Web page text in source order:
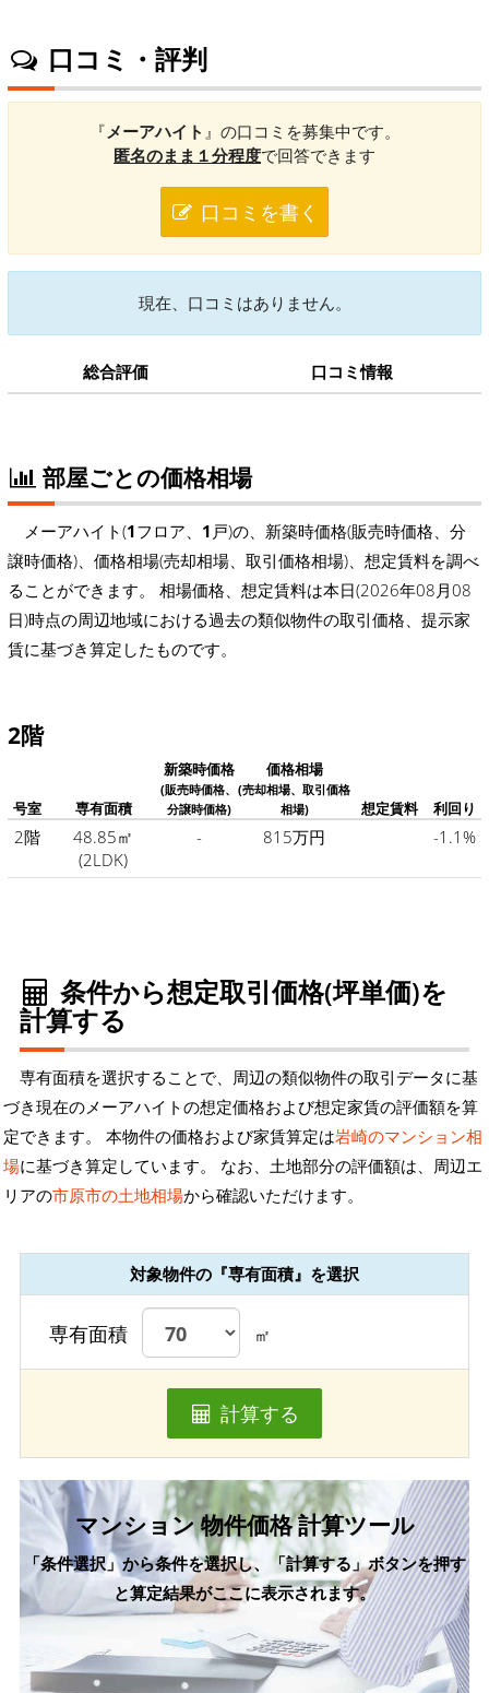
口コミ・評判
『 メーアハイト 』の口コミを募集中です。
匿名のまま１分程度で回答できます
口コミを書く
現在、口コミはありません。
総合評価 口コミ情報
部屋ごとの価格相場
メーアハイト(1フロア、 1 戸)の、新築時価格(販売時価格、分
譲時価格)、価格相場(売却相場、取引価格相場)、想定賃料を調べ
ることができます。 相場価格、想定賃料は本日(2026年08月08
日)時点の周辺地域における過去の類似物件の取引価格、提示家
賃に基づき算定したものです。
2階
号室 専有面積
新築時価格
(販売時価格、
分譲時価格)
価格相場
(売却相場、取引価格
相場)
想定賃料 利回り
2階
48.85㎡
(2LDK)
- 815万円 -1.1%
条件から想定取引価格(坪単価)を
計算する
専有面積を選択することで、周辺の類似物件の取引データに基
づき現在のメーアハイトの想定価格および想定家賃の評価額を算
定できます。 本物件の価格および家賃算定は岩崎のマンション相
場に基づき算定しています。 なお、土地部分の評価額は、周辺エ
リアの市原市の土地相場から確認いただけます。
対象物件の『専有面積』を選択
専有面積 ㎡
計算する
マンション 物件価格 計算ツール
「条件選択」から条件を選択し、「計算する」ボタンを押す
と算定結果がここに表示されます。